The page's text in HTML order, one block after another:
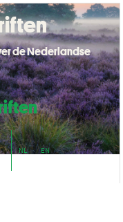
NL EN
de Nederlandse